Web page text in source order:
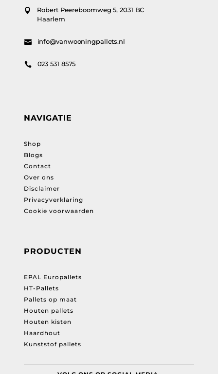

Robert Peereboomweg 5, 2031 BC
Haarlem
 info@vanwooningpallets.nl
 023 531 8575
NAVIGATIE
Shop
Blogs
Contact
Over ons
Disclaimer
Privacyverklaring
Cookie voorwaarden
PRODUCTEN
EPAL Europallets
HT-Pallets
Pallets op maat
Houten pallets
Houten kisten
Haardhout
Kunststof pallets